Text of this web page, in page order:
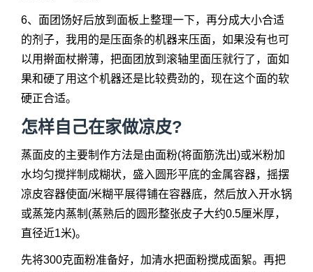
6、面团饧好后放到面板上整理一下，再分成大小合适
的剂子，我用的是压面条的机器来压面，如果没有也可
以用擀面杖擀薄，把面团放到滚轴里面压就行了，面如
果和硬了用这个机器还是比较费劲的，现在这个面的软
硬正合适。
怎样自己在家做凉皮?
蒸面皮的主要制作方法是由面粉(将面筋洗出)或米粉加
水均匀搅拌制成糊状，盛入圆形平底的金属容器，摇摆
凉皮容器使面/米糊平展得铺在容器底，然后放入开水锅
或蒸笼内蒸制(蒸熟后的圆形整张皮子大约0.5厘米厚，
直径近1米)。
先将300克面粉准备好，加清水把面粉搅成面絮。再把